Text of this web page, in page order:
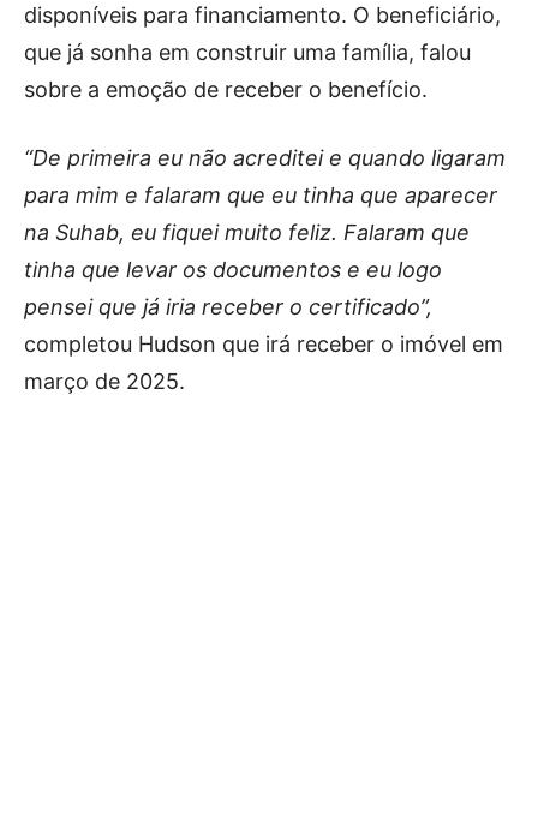
disponíveis para financiamento. O beneficiário,
que já sonha em construir uma família, falou
sobre a emoção de receber o benefício.
“De primeira eu não acreditei e quando ligaram
para mim e falaram que eu tinha que aparecer
na Suhab, eu fiquei muito feliz. Falaram que
tinha que levar os documentos e eu logo
pensei que já iria receber o certificado”,
completou Hudson que irá receber o imóvel em
março de 2025.